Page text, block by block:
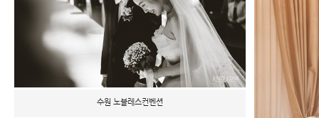
수원 노블레스컨벤션